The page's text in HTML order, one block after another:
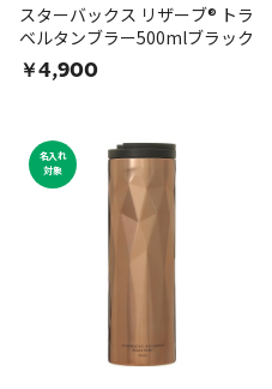
スターバックス リザーブ® トラ
ベルタンブラー500mlブラック
￥4,900
名入れ
対象